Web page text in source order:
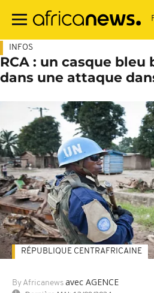
contenu
INFOS
RCA : un casque
dans une attaque
By Africanews avec AGENCE
RÉPUBLIQUE CENTRAFRICAINE